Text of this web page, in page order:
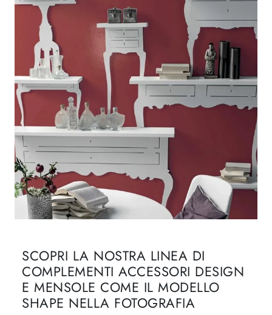
SCOPRI LA NOSTRA LINEA DI
COMPLEMENTI ACCESSORI DESIGN
E MENSOLE COME IL MODELLO
SHAPE NELLA FOTOGRAFIA